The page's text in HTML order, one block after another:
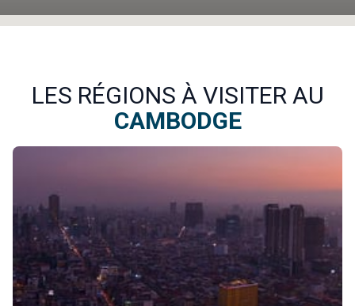
LES RÉGIONS À VISITER AU
CAMBODGE